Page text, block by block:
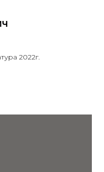
2022г.